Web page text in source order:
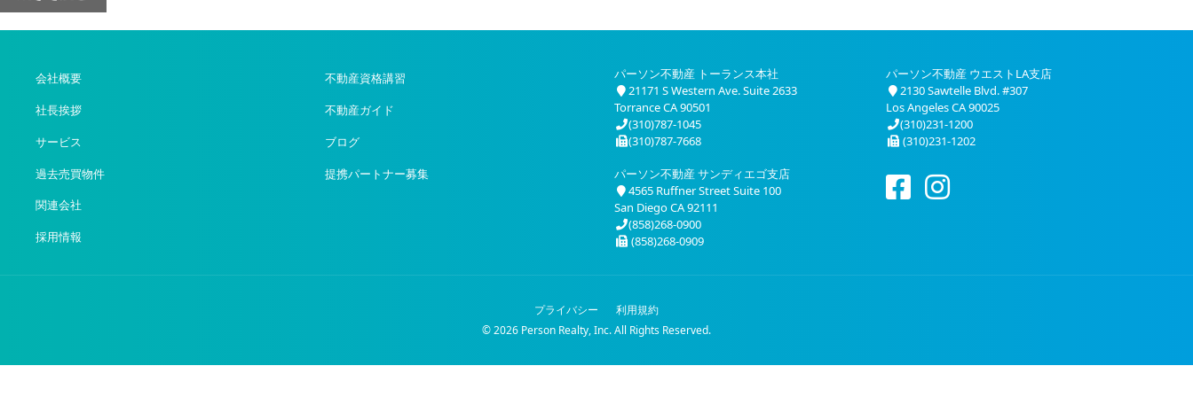
会社概要
社長挨拶
サービス
過去売買物件
関連会社
採用情報
不動産資格講習
不動産ガイド
ブログ
提携パートナー募集
パーソン不動産 トーランス本社
21171 S Western Ave. Suite 2633
Torrance CA 90501
(310)787-1045
(310)787-7668
パーソン不動産 ウエストLA支店
2130 Sawtelle Blvd. #307
Los Angeles CA 90025
(310)231-1200
(310)231-1202
パーソン不動産 サンディエゴ支店
4565 Ruffner Street Suite 100
San Diego CA 92111
(858)268-0900
(858)268-0909
プライバシー
利用規約
© 2026 Person Realty, Inc. All Rights Reserved.